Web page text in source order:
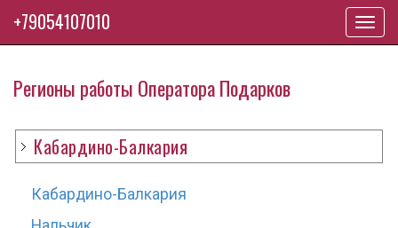
Регионы работы Оператора Подарков
Кабардино-Балкария
Кабардино-Балкария
+79054107010